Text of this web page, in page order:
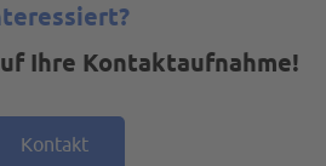
Ihre Kontaktaufnahme!
Kontakt